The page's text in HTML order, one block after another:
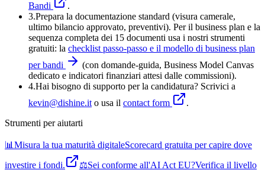
Bandi
.
3.Prepara la documentazione standard (visura camerale,
ultimo bilancio approvato, preventivi). Per il business plan e la
sequenza completa dei 15 documenti usa i nostri strumenti
gratuiti: la checklist passo-passo e il modello di business plan
per bandi
(con domande-guida, Business Model Canvas
dedicato e indicatori finanziari attesi dalle commissioni).
4.Hai bisogno di supporto per la candidatura? Scrivici a
kevin@dishine.it o usa il contact form
.
Strumenti per aiutarti
📊 Misura la tua maturità digitaleScorecard gratuita per capire dove
investire i fondi.
⚖️Sei conforme all'AI Act EU?Verifica il livello